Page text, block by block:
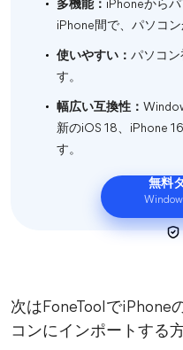
多機能： iPhoneから
iPhone間で、パソコ
使いやすい： パソコ
す。
幅広い互換性：
新のiOS 18、iPhone
す。
無料
次はFoneToolでiPhone
コンにインポートする